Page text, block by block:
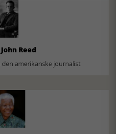
Reed
amerikanske journalist